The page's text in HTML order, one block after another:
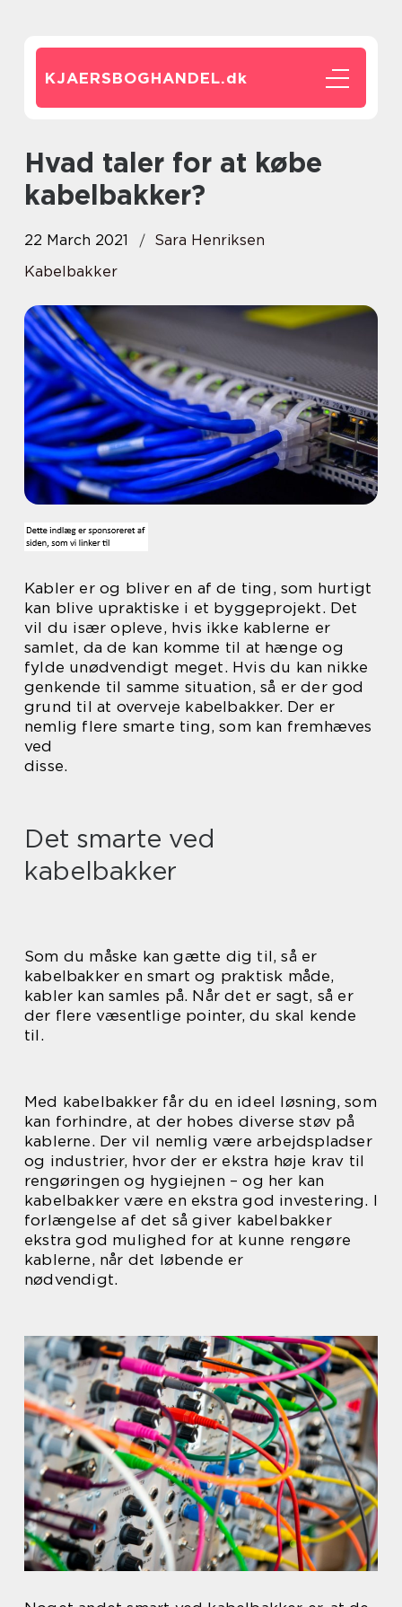
KJAERSBOGHANDEL.dk
Hvad taler for at købe
kabelbakker?
22 March 2021
Sara Henriksen
Kabelbakker
Kabler er og bliver en af de ting, som hurtigt
kan blive upraktiske i et byggeprojekt. Det
vil du især opleve, hvis ikke kablerne er
samlet, da de kan komme til at hænge og
fylde unødvendigt meget. Hvis du kan nikke
genkende til samme situation, så er der god
grund til at overveje kabelbakker. Der er
nemlig flere smarte ting, som kan fremhæves
ved
disse.
Det smarte ved
kabelbakker
Som du måske kan gætte dig til, så er
kabelbakker en smart og praktisk måde,
kabler kan samles på. Når det er sagt, så er
der flere væsentlige pointer, du skal kende
til.
Med kabelbakker får du en ideel løsning, som
kan forhindre, at der hobes diverse støv på
kablerne. Der vil nemlig være arbejdspladser
og industrier, hvor der er ekstra høje krav til
rengøringen og hygiejnen – og her kan
kabelbakker være en ekstra god investering. I
forlængelse af det så giver kabelbakker
ekstra god mulighed for at kunne rengøre
kablerne, når det løbende er
nødvendigt.